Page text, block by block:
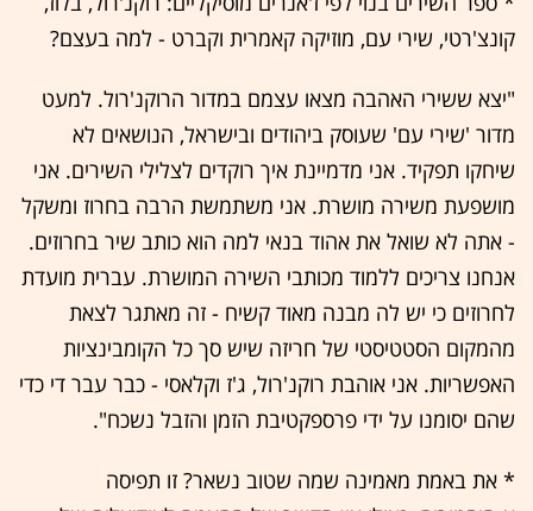
קונצ'רטי, שירי עם, מוזיקה קאמרית וקברט - למה בעצם?
"יצא ששירי האהבה מצאו עצמם במדור הרוקנ'רול. למעט
מדור 'שירי עם' שעוסק ביהודים ובישראל, הנושאים לא
שיחקו תפקיד. אני מדמיינת איך רוקדים לצלילי השירים. אני
מושפעת משירה מושרת. אני משתמשת הרבה בחרוז ומשקל
- אתה לא שואל את אהוד בנאי למה הוא כותב שיר בחרוזים.
אנחנו צריכים ללמוד מכותבי השירה המושרת. עברית מועדת
לחרוזים כי יש לה מבנה מאוד קשיח - זה מאתגר לצאת
מהמקום הסטטיסטי של חריזה שיש סך כל הקומבינציות
האפשריות. אני אוהבת רוקנ'רול, ג'ז וקלאסי - כבר עבר די כדי
שהם יסומנו על ידי פרספקטיבת הזמן והזבל נשכח".
* את באמת מאמינה שמה שטוב נשאר? זו תפיסה